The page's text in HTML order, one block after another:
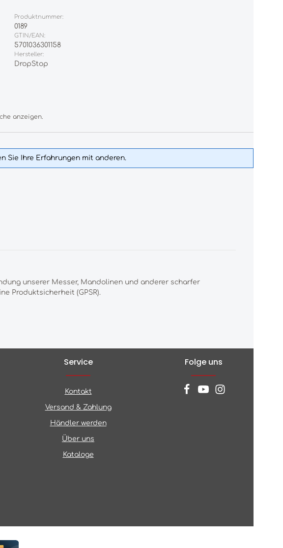
Produktnummer:
0189
GTIN/EAN:
5701036301158
Hersteller:
DropStop
anzeigen.
Sie Ihre Erfahrungen mit anderen.
unserer Messer, Mandolinen und anderer scharfer
Produktsicherheit (GPSR).
Service
Kontakt
Versand & Zahlung
Händler werden
Über uns
Kataloge
Folge uns